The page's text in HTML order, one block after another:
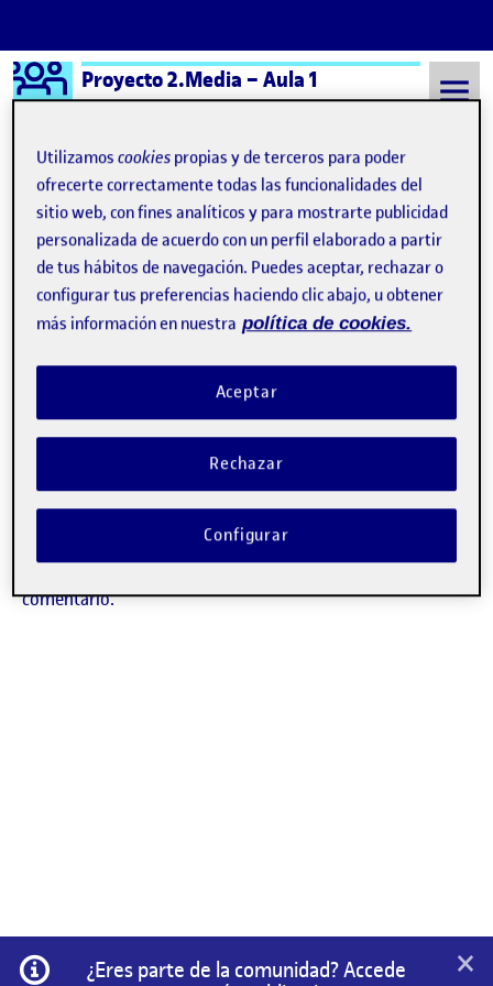
Saltar al contenido
Logo Ágora
Proyecto 2.Media – Aula 1
Semestre 20241 - Aula 1 Paula López Perez
Paula López Perez
López
Visibilidad:
Pública-Fecha de publicación
16 Ene 202516 enero, 2025 12:17 pm
-comentarioen Práctica 2 – Proyecto 2 Media
CONTRIBUTION
EN PRÁCTICA 2 – PROYECTO 2 MEDIA
comentario.
Información
¿Eres parte de la comunidad? Accede
×
Utilizamoscookies propias y de terceros para poder
ofrecerte correctamente todas las funcionalidades del
sitio web, con fines analíticos y para mostrarte publicidad
personalizada de acuerdo con un perfil elaborado a partir
de tus hábitos de navegación. Puedes aceptar, rechazar o
configurar tus preferencias haciendo clic abajo, u obtener
más información en nuestra política de cookies.
Rechazar
Aceptar
Configurar